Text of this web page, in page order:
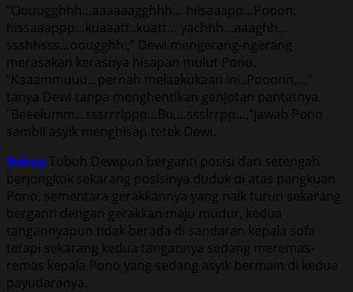
“Oouugghhh…aaaaaagghhh… hiisaaapp…Pooon,
hissaaappp…kuaaatt..kuatt… yachhh…aaaghh…
ssshhsss…oougghh.,” Dewi mengerang-ngerang
merasakan kerasnya hisapan mulut Pono.
“Kaaammuuu…pernah melaakukaan ini..Pooonn….”
tanya Dewi tanpa menghentikan genjotan pantatnya.
“Beeelumm…sssrrrlppp…Bu,…ssslrrpp…,”jawab Pono
sambil asyik menghisap tetek Dewi.
Bokep Tubuh Dewipun berganti posisi dari setengah
berjongkok sekarang posisinya duduk di atas pangkuan
Pono, sementara gerakkannya yang naik turun sekarang
berganti dengan gerakkan maju mudur, kedua
tangannyapun tidak berada di sandaran kepala sofa
tetapi sekarang kedua tangannya sedang meremas-
remas kepala Pono yang sedang asyik bermain di kedua
payudaranya.